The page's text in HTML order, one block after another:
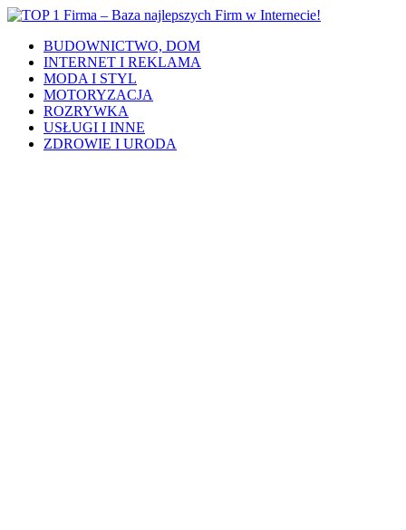
BUDOWNICTWO, DOM
INTERNET I REKLAMA
MODA I STYL
MOTORYZACJA
ROZRYWKA
USŁUGI I INNE
ZDROWIE I URODA